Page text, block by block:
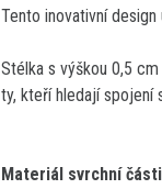
Tento inovativní
Stélka s výškou 0,5
ty, kteří hledají spojení
Materiál svrchní